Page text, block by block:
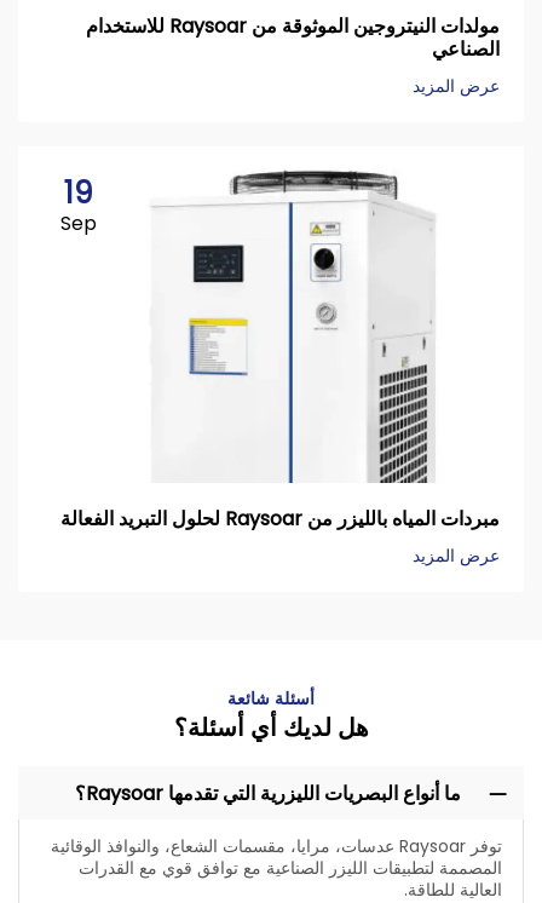
مولدات النيتروجين الموثوقة من Raysoar للاستخدام
الصناعي
عرض المزيد
19
Sep
مبردات المياه بالليزر من Raysoar لحلول التبريد الفعالة
عرض المزيد
أسئلة شائعة
هل لديك أي أسئلة؟
ما أنواع البصريات الليزرية التي تقدمها Raysoar؟
توفر Raysoar عدسات، مرايا، مقسمات الشعاع، والنوافذ الوقائية
المصممة لتطبيقات الليزر الصناعية مع توافق قوي مع القدرات
العالية للطاقة.